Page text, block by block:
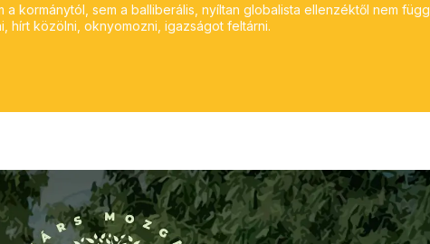
kormánytól, sem a balliberális, nyíltan globalista ellenzéktől nem függ,
hírt közölni, oknyomozni, igazságot feltárni.